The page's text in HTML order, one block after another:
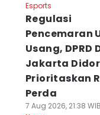
Esports
Regulasi
Pencemaran
Usang, DPRD
Jakarta
Prioritaskan
Perda
7 Aug 2026, 21:38 WIB